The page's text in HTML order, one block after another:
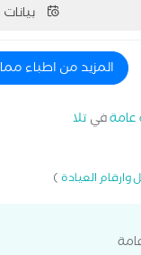
المزيد من اطباء
في تلا
العيادة)